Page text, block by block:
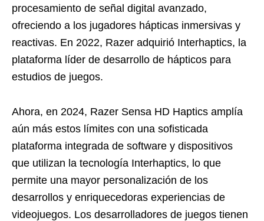
procesamiento de señal digital avanzado,
ofreciendo a los jugadores hápticas inmersivas y
reactivas. En 2022, Razer adquirió Interhaptics, la
plataforma líder de desarrollo de hápticos para
estudios de juegos.
Ahora, en 2024, Razer Sensa HD Haptics amplía
aún más estos límites con una sofisticada
plataforma integrada de software y dispositivos
que utilizan la tecnología Interhaptics, lo que
permite una mayor personalización de los
desarrollos y enriquecedoras experiencias de
videojuegos. Los desarrolladores de juegos tienen